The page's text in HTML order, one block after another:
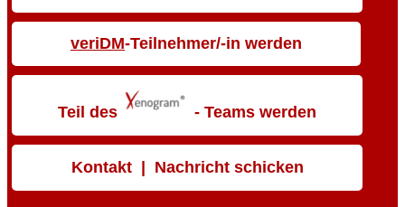
veriDM-Teilnehmer/-in werden
Teil des - Teams werden
Kontakt | Nachricht schicken